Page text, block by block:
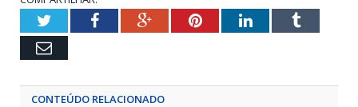
TwitterFacebookGoogle+PinterestLinkedInTumblr
Email
CONTEÚDO RELACIONADO